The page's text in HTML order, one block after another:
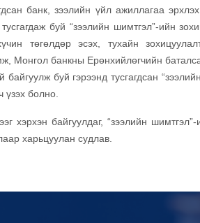
банк, зээлийн үйл ажиллагаа
буй “зээлийн шимтгэл”-ийн
төгөлдөр эсэх, тухайн
Монгол банкны Ерөнхийлөгчийн
буй гэрээнд тусгагдсан
үзэх болно.
хэрхэн байгуулдаг, “зээлийн
харьцуулан судлав.